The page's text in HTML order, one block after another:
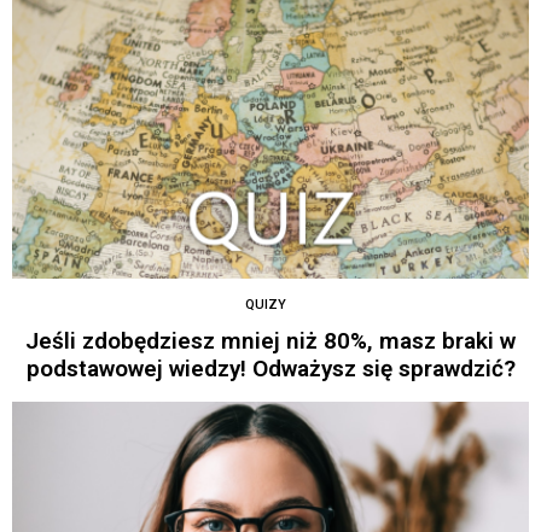
QUIZY
Jeśli zdobędziesz mniej niż 80%, masz braki w
podstawowej wiedzy! Odważysz się sprawdzić?